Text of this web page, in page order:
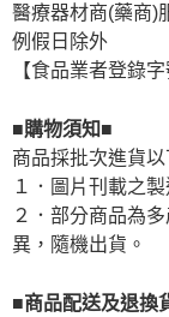
醫療器材商(藥商)
例假日除外
【食品業者登錄
■購物須知■
商品採批次進貨
１．圖片刊載之
２．部分商品為
異，隨機出貨。
■商品配送及退換